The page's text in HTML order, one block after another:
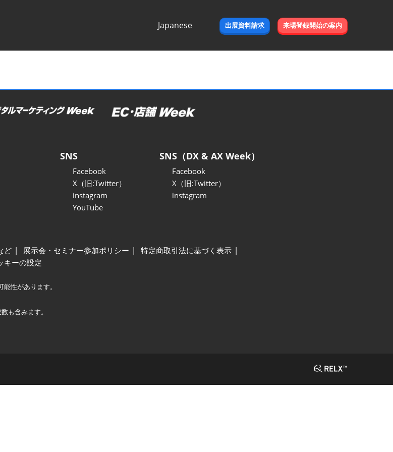
Japanese
出展資料請求 来場登録開始の案内
SNS
Facebook
X（旧:Twitter）
instagram
YouTube
SNS（DX & AX Week）
Facebook
X（旧:Twitter）
instagram
ど 展示会・セミナー参加ポリシー
特定商取引法に基づく表示
キーの設定
性があります。
も含みます。